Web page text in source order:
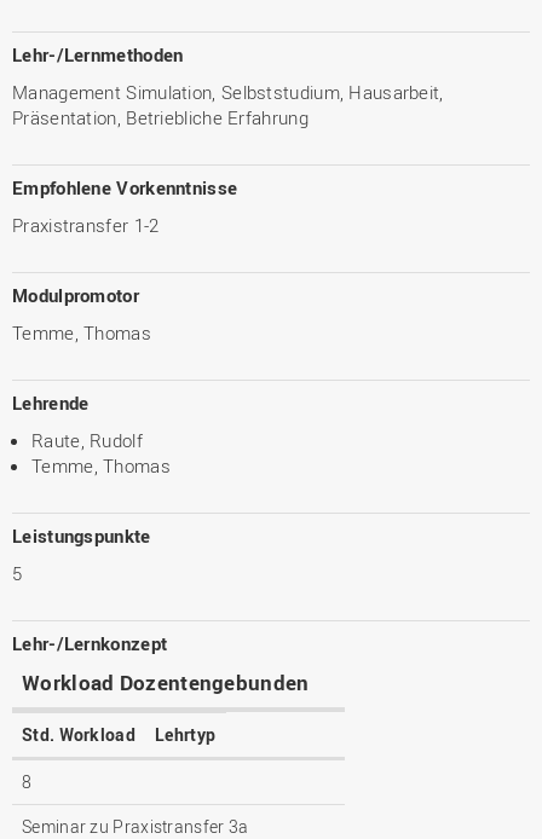
Lehr-/Lernmethoden
Management Simulation, Selbststudium, Hausarbeit,
Präsentation, Betriebliche Erfahrung
Empfohlene Vorkenntnisse
Praxistransfer 1-2
Modulpromotor
Temme, Thomas
Lehrende
Raute, Rudolf
Temme, Thomas
Leistungspunkte
5
Lehr-/Lernkonzept
Workload Dozentengebunden
Std. Workload Lehrtyp
8
Seminar zu Praxistransfer 3a